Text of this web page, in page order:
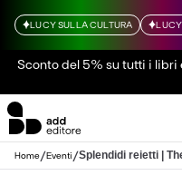
LUCY SULLA CULTURA
Sconto del 5% su tutti i libri
Home/Eventi/Splendidi reietti |